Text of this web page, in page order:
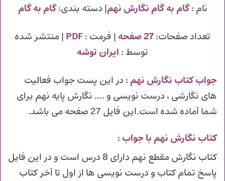
نام :گام به گام نگارش نهم| دسته بندی:گام به گام
تعداد صفحات:27 صفحه | فرمت :
| منتشر شده
توسط : ایران توشه
جواب کتاب نگارش نهم : در این پست جواب فعالیت
های نگارشی ، درست نویسی و …. نگارش پایه نهم برای
شما آماده شده است.این فایل 27 صفحه می باشد.
کتاب نگارش نهم با جواب :
کتاب نگارش مقطع نهم دارای 8 درس است و در این فایل
پاسخ تمام کتاب و درست نویسی ها از اول تا آخر کتاب